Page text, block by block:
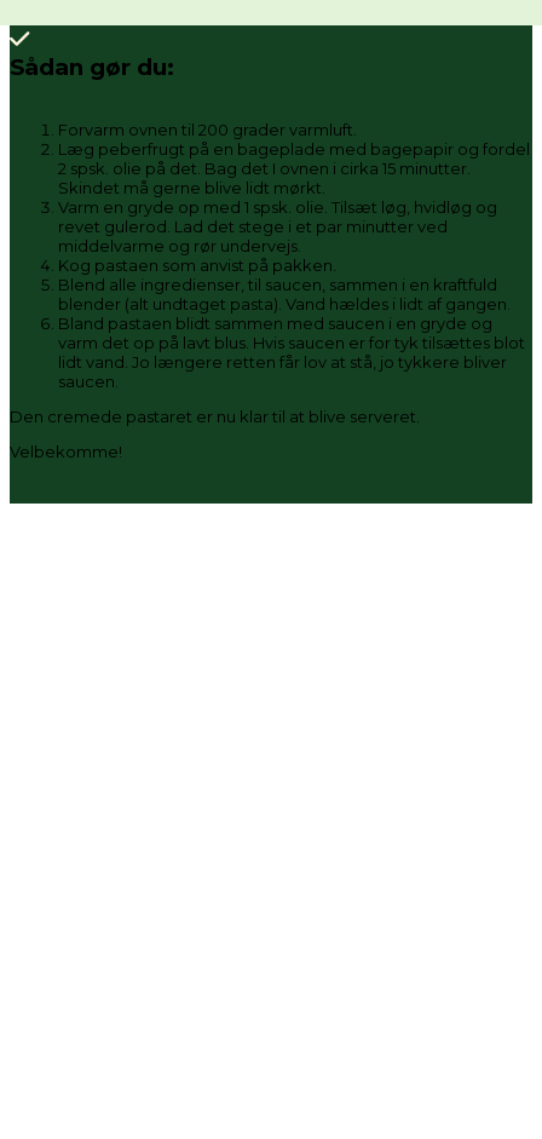
Sådan gør du:
Forvarm ovnen til 200 grader varmluft.
Læg peberfrugt på en bageplade med bagepapir og fordel
2 spsk. olie på det. Bag det I ovnen i cirka 15 minutter.
Skindet må gerne blive lidt mørkt.
Varm en gryde op med 1 spsk. olie. Tilsæt løg, hvidløg og
revet gulerod. Lad det stege i et par minutter ved
middelvarme og rør undervejs.
Kog pastaen som anvist på pakken.
Blend alle ingredienser, til saucen, sammen i en kraftfuld
blender (alt undtaget pasta). Vand hældes i lidt af gangen.
Bland pastaen blidt sammen med saucen i en gryde og
varm det op på lavt blus. Hvis saucen er for tyk tilsættes blot
lidt vand. Jo længere retten får lov at stå, jo tykkere bliver
saucen.
Den cremede pastaret er nu klar til at blive serveret.
Velbekomme!